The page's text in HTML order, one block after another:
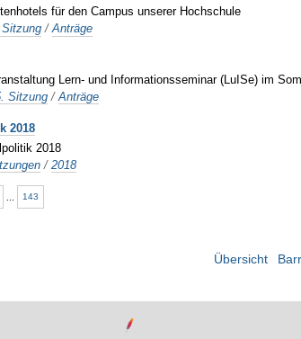
für den Campus unserer Hochschule
/Anträge
Lern- und Informationsseminar (LuISe) im
Sitzung /Anträge
2018
2018
/2018
143
Übersicht